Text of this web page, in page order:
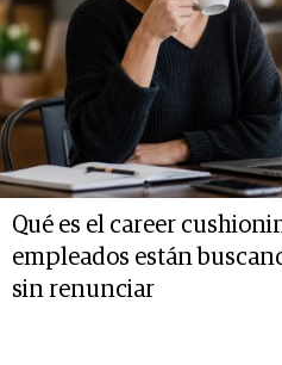
Qué es el career
empleados están
sin renunciar